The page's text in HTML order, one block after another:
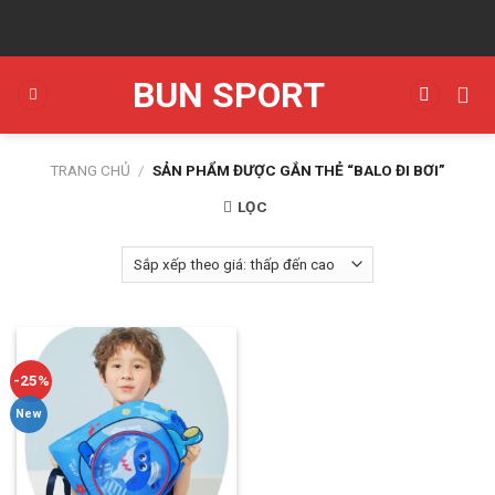
content
BUN SPORT
TRANG CHỦ / SẢN PHẨM ĐƯỢC GẮN THẺ “BALO ĐI BƠI”
LỌC
-25%
New